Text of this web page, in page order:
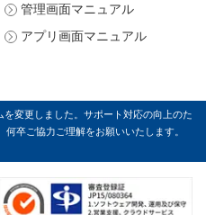
管理画面マニュアル
アプリ画面マニュアル
変更しました。サポート対応の向上のた
卒ご協力ご理解をお願いいたします。